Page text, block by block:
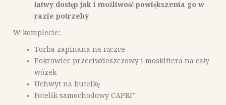
łatwy dostęp jak i możliwość powiększenia go w
razie potrzeby
W komplecie:
Torba zapinana na rączce
Pokrowiec przeciwdeszczowy i moskitiera na cały
wózek
Uchwyt na butelkę
Fotelik samochodowy CAPRI*